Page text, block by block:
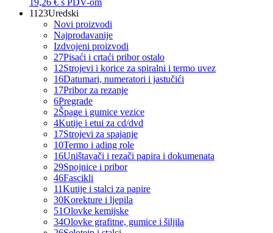
19,26 € s PDV-om
1123Uredski
Novi proizvodi
Najprodavanije
Izdvojeni proizvodi
27Pisaći i crtaći pribor ostalo
12Strojevi i korice za spiralni i termo uvez
16Datumari, numeratori i jastučići
17Pribor za rezanje
6Pregrade
2Špage i gumice vezice
4Kutije i etui za cd/dvd
17Strojevi za spajanje
10Termo i ading role
16Uništavači i rezači papira i dokumenata
29Spojnice i pribor
46Fascikli
11Kutije i stalci za papire
30Korekture i ljepila
51Olovke kemijske
34Olovke grafitne, gumice i šiljila